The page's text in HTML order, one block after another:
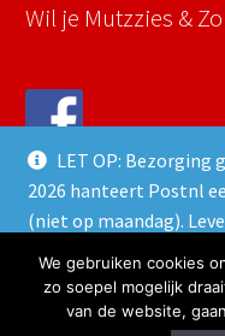
LET OP: Bezorging
2026 hanteert Postnl
(niet op maandag).
duren.
Negeren
Wil je Mutzzies &
© 2024 Mutzzies & Zo -
We gebruiken cookies
zo soepel mogelijk
van de website,